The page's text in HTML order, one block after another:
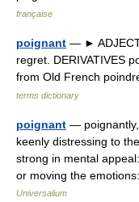
française
poignant — ►
regret. DERIVATIVES
from Old French
terms dictionary
poignant —
keenly distressing to
strong in mental
or moving the
Universalium